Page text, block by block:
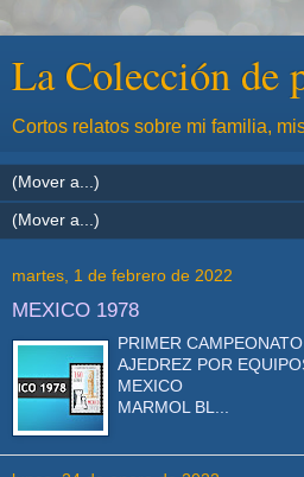
La Colección de
Cortos relatos sobre mi familia,
martes, 1 de febrero de 2022
MEXICO 1978
PRIMER
AJEDREZ POR
MEXICO
MARMOL BL...